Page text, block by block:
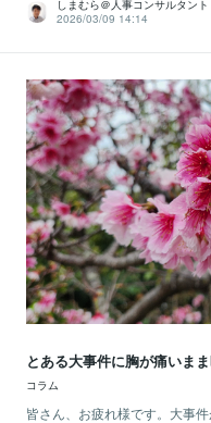
しまむら＠人事コンサルタント
2026/03/09 14:14
とある大事件に胸が痛いま
コラム
皆さん、お疲れ様です。大事